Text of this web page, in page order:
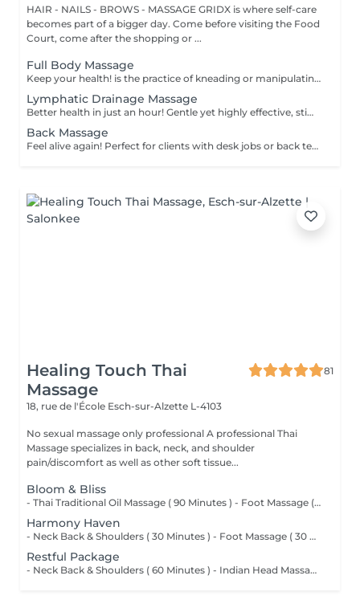
HAIR - NAILS - BROWS - MASSAGE GRIDX is where self-care
becomes part of a bigger day. Come before visiting the Food
Court, come after the shopping or ...
Full Body Massage
Keep your health! is the practice of kneading or manipulating a person's muscles and other soft-tissue in order to reduce stress, reduce muscle pain, increase relaxation and improve the work of the immune system. Age restrictions: there are no age restrictions for this procedure. Post procedure recommendations: do not do sport and any sharp movements 2-3 hours after the procedure. Frequency: 1-2 times per week, 10 times in total. Repeat once in 3-6 months.
Lymphatic Drainage Massage
Better health in just an hour! Gentle yet highly effective, stimulates the body's lymphatic system to flush out toxins, reduce swelling, and enhance immunity. This technique uses light, rhythmic strokes to encourage natural drainage, making it perfect for reducing bloating, post-surgery care, and improving skin tone. A go-to for detox and wellness. Age restrictions: there are no age restrictions for this procedure. Post procedure recommendations: do not do sport and any sharp movements 2-3 hours after the procedure. Frequency: 1-2 times per week, 10 times in total. Repeat once in 3-6 months.
Back Massage
Feel alive again! Perfect for clients with desk jobs or back tension, focuses on relieving stress, tightness, and knots in the back and shoulders. Whether you suffer from chronic back pain or occasional tension, this treatment provides targeted relief and improved posture. Cupping therapy is an ancient healing technique that uses special cups to create gentle suction on the skin. This suction promotes blood flow, relieves muscle tension, reduces inflammation, and supports deep relaxation. The treatment can help release toxins, improve circulation, and ease chronic pain or stiffness. Age restrictions: there are no age restrictions for this procedure. Post procedure recommendations: do not do sport and any sharp movements for 2-3 hours after the procedure. Frequency: 1-2 times per week, 10 times in total. Repeat once in 3-6 months.
Healing Touch Thai
Massage
81
18, rue de l'École Esch-sur-Alzette L-4103
No sexual massage only professional A professional Thai
Massage specializes in back, neck, and shoulder
pain/discomfort as well as other soft tissue...
Bloom & Bliss
- Thai Traditional Oil Massage ( 90 Minutes ) - Foot Massage ( 30 Minutes )
Harmony Haven
- Neck Back & Shoulders ( 30 Minutes ) - Foot Massage ( 30 Minutes ) - Hand Massage ( 15 Minutes )
Restful Package
- Neck Back & Shoulders ( 60 Minutes ) - Indian Head Massage ( 45 Minutes )